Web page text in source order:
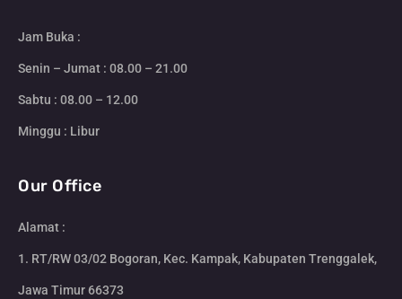
Jam Buka :
Senin – Jumat : 08.00 – 21.00
Sabtu : 08.00 – 12.00
Minggu : Libur
Our Office
Alamat :
1. RT/RW 03/02 Bogoran, Kec. Kampak, Kabupaten Trenggalek,
Jawa Timur 66373